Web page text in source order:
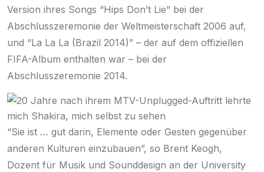
Version ihres Songs “Hips Don’t Lie” bei der
Abschlusszeremonie der Weltmeisterschaft 2006 auf,
und “La La La (Brazil 2014)” – der auf dem offiziellen
FIFA-Album enthalten war – bei der
Abschlusszeremonie 2014.
“Sie ist … gut darin, Elemente oder Gesten gegenüber
anderen Kulturen einzubauen”, so Brent Keogh,
Dozent für Musik und Sounddesign an der University